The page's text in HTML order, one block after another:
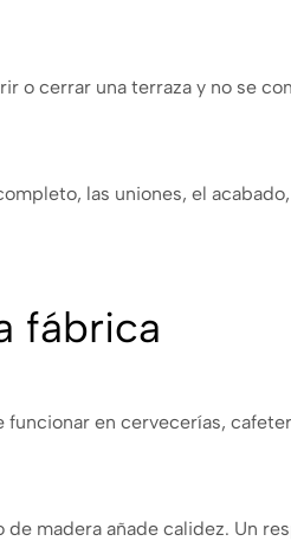
o cerrar una terraza y no se
las uniones, el
fábrica
en cervecerías,
madera añade calidez. Un